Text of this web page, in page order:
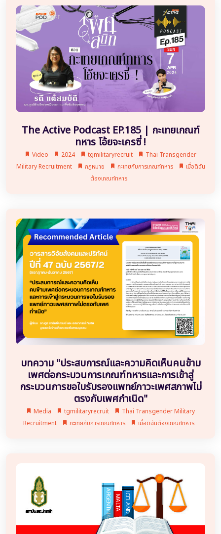
The Active Podcast EP.185 | กะเทยเกณฑ์
ทหาร โอ้ยจะเครซี่ !
Video 2024 tgmilitaryrecruit
Thai Transgender
Military Recruitment
กฎหมาย กะเทยกับการเกณฑ์ทหาร
เมื่อดิฉัน
ต้องเกณฑ์ทหาร
บทความ "ประสบการณ์และความคิดเห็นคนข้าม
เพศต่อกระบวนการเกณฑ์ทหารและการเข้าสู่
กระบวนการขอใบรับรองแพทย์ภาวะเพศสภาพไม่
ตรงกับเพศกำเนิด"
Media tgmilitaryrecruit
Thai Transgender Military
Recruitment
กะเทยกับการเกณฑ์ทหาร เมื่อดิฉันต้องเกณฑ์ทหาร